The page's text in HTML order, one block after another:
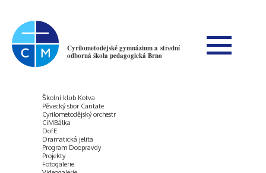
Cyrilometodějské gymnázium a střední
odborná škola pedagogická Brno
Školní klub Kotva
Pěvecký sbor Cantate
Cyrilometodějský orchestr
CiMBálka
DofE
Dramatická jelita
Program Doopravdy
Projekty
Fotogalerie